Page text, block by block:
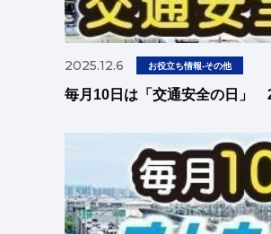
2025.12.6 お役立ち情報-その他
毎月10日は「交通安全の日」